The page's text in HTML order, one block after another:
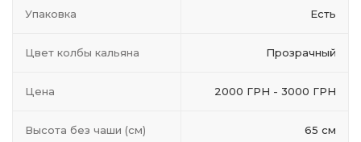
Упаковка Есть
Цвет колбы кальяна Прозрачный
Цена 2000 ГРН - 3000 ГРН
Высота без чаши (см) 65 см